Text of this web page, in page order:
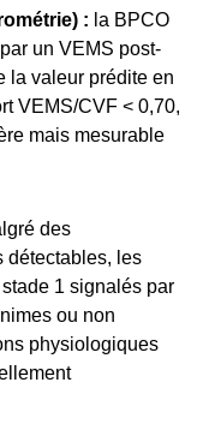
: la BPCO
un VEMS post-
la valeur prédite en
VEMS/CVF < 0,70,
mais mesurable
des
détectables, les
1 signalés par
ou non
physiologiques